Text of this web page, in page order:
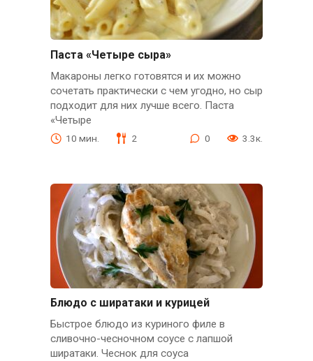
Паста «Четыре сыра»
Макароны легко готовятся и их можно
сочетать практически с чем угодно, но сыр
подходит для них лучше всего. Паста
«Четыре
10 мин. 2 0 3.3к.
Блюдо с ширатаки и курицей
Быстрое блюдо из куриного филе в
сливочно-чесночном соусе с лапшой
ширатаки. Чеснок для соуса